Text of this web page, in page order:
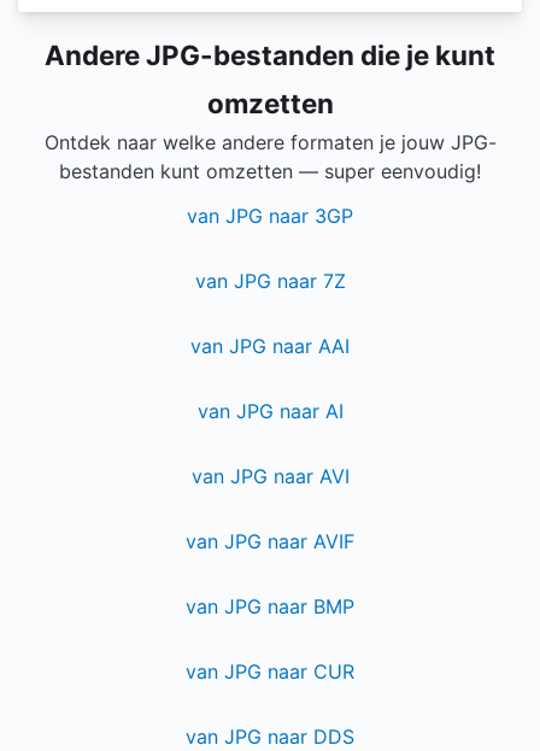
Andere JPG-bestanden die je kunt
omzetten
Ontdek naar welke andere formaten je jouw JPG-
bestanden kunt omzetten — super eenvoudig!
van JPG naar 3GP
van JPG naar 7Z
van JPG naar AAI
van JPG naar AI
van JPG naar AVI
van JPG naar AVIF
van JPG naar BMP
van JPG naar CUR
van JPG naar DDS